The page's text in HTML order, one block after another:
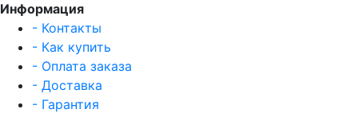
Информация
- Контакты
- Как купить
- Оплата заказа
- Доставка
- Гарантия